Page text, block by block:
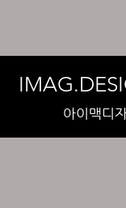
아이맥디